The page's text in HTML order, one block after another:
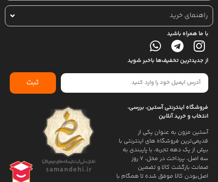
راهنمای خرید
با ما همراه باشید
از جدیدترین تخفیف‌ها باخبر شوید
ثبت
فروشگاه اینترنتی آستین، بررسی،
انتخاب و خرید آنلاین
آستین مزون به عنوان یکی از
قدیمی‌ترین فروشگاه های اینترنتی با
بیش از یک دهه تجربه، با پایبندی به
سه اصل، پرداخت در محل، ۷ روز
ضمانت بازگشت کالا و تضمین
اصل‌بودن کالا موفق شده تا همگام با